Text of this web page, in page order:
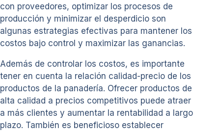
con proveedores, optimizar los procesos de
producción y minimizar el desperdicio son
algunas estrategias efectivas para mantener los
costos bajo control y maximizar las ganancias.
Además de controlar los costos, es importante
tener en cuenta la relación calidad-precio de los
productos de la panadería. Ofrecer productos de
alta calidad a precios competitivos puede atraer
a más clientes y aumentar la rentabilidad a largo
plazo. También es beneficioso establecer